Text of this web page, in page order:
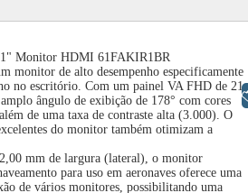
Monitor HDMI 61FAKIR1BR
monitor de alto desempenho especificamente
no escritório. Com um painel VA FHD de
ângulo de exibição de 178° com cores
de uma taxa de contraste alta (3.000). O
do monitor também otimizam a
mm de largura (lateral), o monitor
para uso em aeronaves oferece uma
de vários monitores, possibilitando uma
Libras